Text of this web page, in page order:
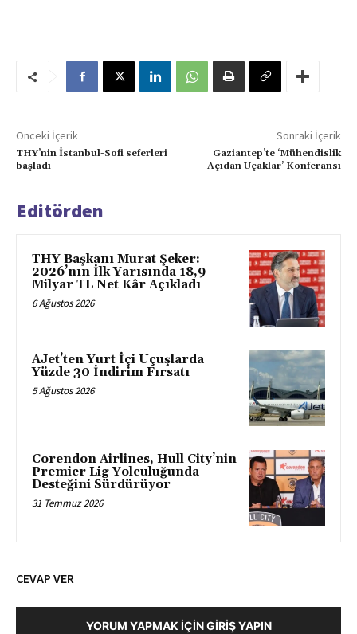
Önceki İçerik
THY’nin İstanbul-Sofi seferleri
başladı
Sonraki İçerik
Gaziantep’te ‘Mühendislik
Açıdan Uçaklar’ Konferansı
Editörden
THY Başkanı Murat Şeker:
2026’nın İlk Yarısında 18,9
Milyar TL Net Kâr Açıkladı
6 Ağustos 2026
AJet’ten Yurt İçi Uçuşlarda
Yüzde 30 İndirim Fırsatı
5 Ağustos 2026
Corendon Airlines, Hull City’nin
Premier Lig Yolculuğunda
Desteğini Sürdürüyor
31 Temmuz 2026
CEVAP VER
YORUM YAPMAK İÇIN GIRIŞ YAPIN